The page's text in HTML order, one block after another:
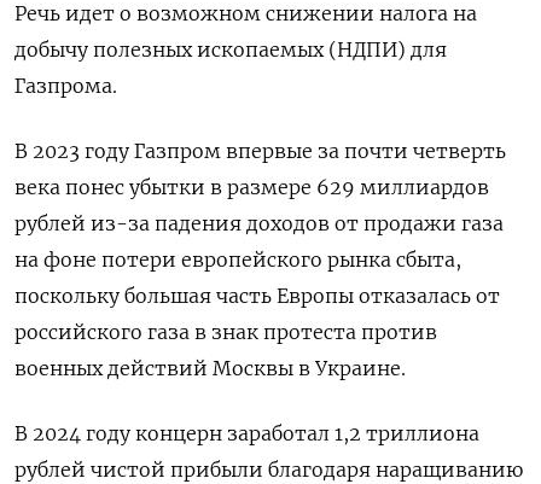
Речь идет о возможном снижении налога на
добычу полезных ископаемых (НДПИ) для
Газпрома.
В 2023 году Газпром впервые за почти четверть
века понес убытки в размере 629 миллиардов
рублей из-за падения доходов от продажи газа
на фоне потери европейского рынка сбыта,
поскольку большая часть Европы отказалась от
российского газа в знак протеста против
военных действий Москвы в Украине.
В 2024 году концерн заработал 1,2 триллиона
рублей чистой прибыли благодаря наращиванию